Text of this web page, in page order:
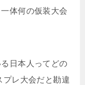
体何の仮装大会
日本人ってどの
プレ大会だと勘違